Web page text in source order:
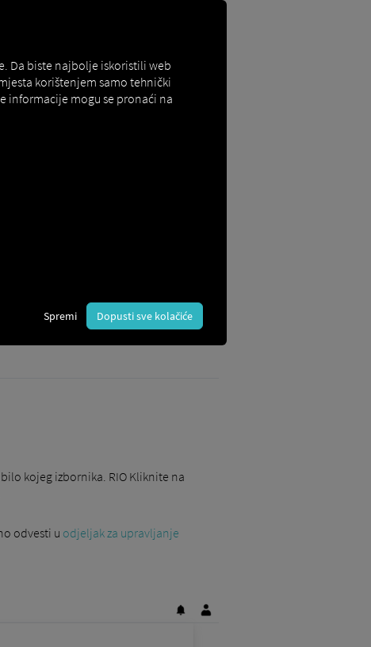
novog
Možete ih pronaći na RIO
jednokratnu upotrebu i do 72 sata.
kojeg izbornika. RIO Kliknite na
odvesti u odjeljak za upravljanje
Da biste najbolje iskoristili web
korištenjem samo tehnički
informacije mogu se pronaći na
Spremi Dopusti sve kolačiće